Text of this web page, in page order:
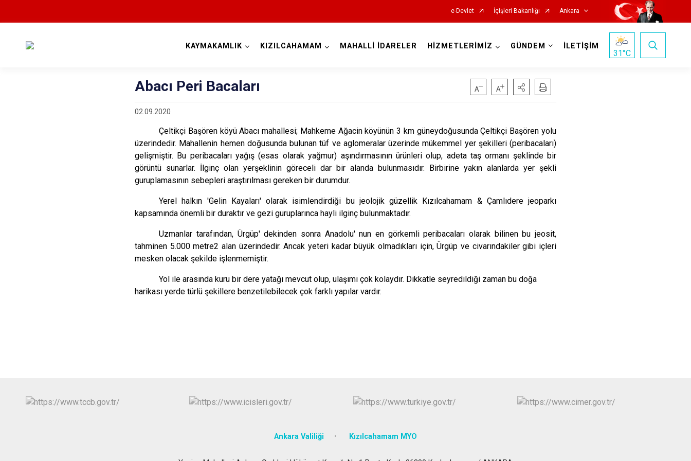
e-Devlet İçişleri Bakanlığı Ankara
Altındağ
Ayaş
Bala
Çamlıdere
Çankaya
Çubuk
Elmadağ
Evren
Kalecik
Kahramankazan
Keçiören
Mamak
Polatlı
Şereflikoçhisar
Yenimahalle
KAYMAKAMLIK KIZILCAHAMAM MAHALLİ İDARELER HİZMETLERİMİZ GÜNDEM İLETİŞİM
31°C
Abacı Peri Bacaları
02.09.2020
Çeltikçi Başören köyü Abacı mahallesi; Mahkeme Ağacin köyünün 3 km güneydoğusunda Çeltikçi Başören yolu
üzerindedir. Mahallenin hemen doğusunda bulunan tüf ve aglomeralar üzerinde mükemmel yer şekilleri (peribacaları)
gelişmiştir. Bu peribacaları yağış (esas olarak yağmur) aşındırmasının ürünleri olup, adeta taş ormanı şeklinde bir
görüntü sunarlar. İlginç olan yerşeklinin göreceli dar bir alanda bulunmasıdır. Birbirine yakın alanlarda yer şekli
guruplamasının sebepleri araştırılması gereken bir durumdur.
Yerel halkın 'Gelin Kayaları' olarak isimlendirdiği bu jeolojik güzellik Kızılcahamam & Çamlıdere jeoparkı
kapsamında önemli bir duraktır ve gezi guruplarınca hayli ilginç bulunmaktadır.
Uzmanlar tarafından, Ürgüp' dekinden sonra Anadolu' nun en görkemli peribacaları olarak bilinen bu jeosit,
tahminen 5.000 metre2 alan üzerindedir. Ancak yeteri kadar büyük olmadıkları için, Ürgüp ve civarındakiler gibi içleri
mesken olacak şekilde işlenmemiştir.
Yol ile arasında kuru bir dere yatağı mevcut olup, ulaşımı çok kolaydır. Dikkatle seyredildiği zaman bu doğa
harikası yerde türlü şekillere benzetilebilecek çok farklı yapılar vardır.
Ankara Valiliği Kızılcahamam MYO